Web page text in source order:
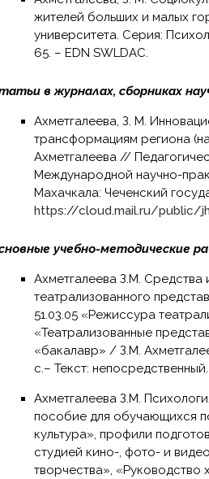
жителей больших и малых
университета. Серия:
65. – EDN SWLDAC.
в журналах, сборниках
Ахметгалеева, З. М. Инновационная готовность молодежи к социально-культурным
трансформациям региона
Ахметгалеева //
Международной научно-
Махачкала: Чеченский
https://cloud.mail.ru/public/
учебно-методические
Ахметгалеева З.М. Средства интенсификации творческого мышления при создании
театрализованного
51.03.05 «Режиссура
«Театрализованные
«бакалавр» / З.М.
с.– Текст:
Ахметгалеева З.М. Психология развития творческих способностей: учебно-методическое
пособие для обучающихся
культура», профили
студией кино-, фото- и
творчества»,